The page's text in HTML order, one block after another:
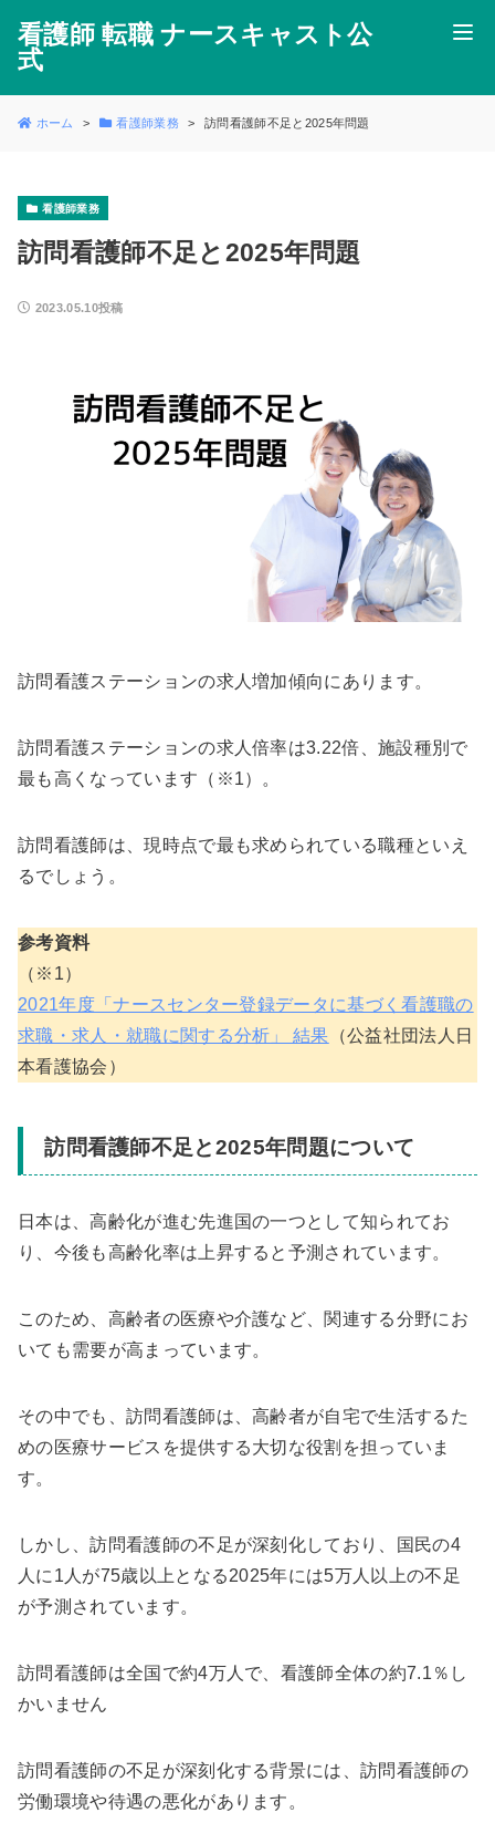
看護師 転職 ナースキャスト公
式
ホーム 看護師業務 訪問看護師不足と2025年問題
看護師業務
訪問看護師不足と2025年問題
2023.05.10投稿
訪問看護ステーションの求人増加傾向にあります。
訪問看護ステーションの求人倍率は3.22倍、施設種別で
最も高くなっています（※1）。
訪問看護師は、現時点で最も求められている職種といえ
るでしょう。
参考資料
（※1）
2021年度「ナースセンター登録データに基づく看護職の
求職・求人・就職に関する分析」 結果 （公益社団法人日
本看護協会）
訪問看護師不足と2025年問題について
日本は、高齢化が進む先進国の一つとして知られてお
り、今後も高齢化率は上昇すると予測されています。
このため、高齢者の医療や介護など、関連する分野にお
いても需要が高まっています。
その中でも、訪問看護師は、高齢者が自宅で生活するた
めの医療サービスを提供する大切な役割を担っていま
す。
しかし、訪問看護師の不足が深刻化しており、国民の4
人に1人が75歳以上となる2025年には5万人以上の不足
が予測されています。
訪問看護師は全国で約4万人で、看護師全体の約7.1％し
かいません
訪問看護師の不足が深刻化する背景には、訪問看護師の
労働環境や待遇の悪化があります。